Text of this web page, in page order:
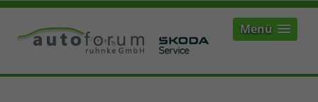
Menü